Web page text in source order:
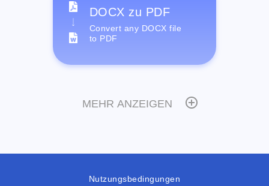
DOCX zu PDF
Convert any DOCX file
to PDF
MEHR ANZEIGEN
Nutzungsbedingungen